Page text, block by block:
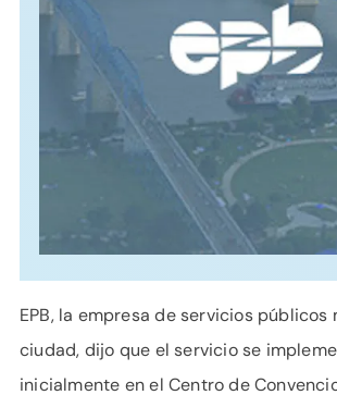
EPB, la empresa de servicios públicos
ciudad, dijo que el servicio se
inicialmente en el Centro de